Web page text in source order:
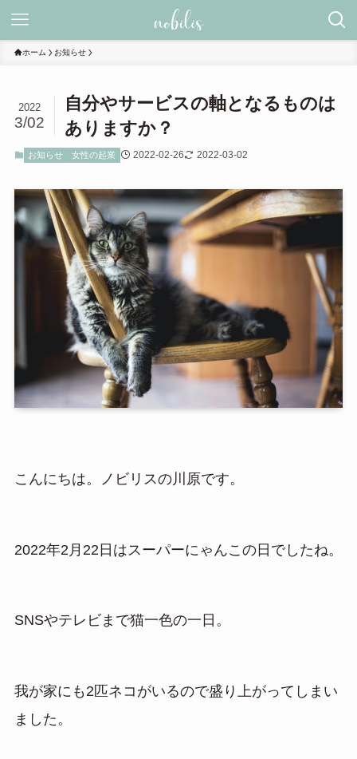
ホーム お知らせ
自分やサービスの軸となるものは
ありますか？
2022
3/02
お知らせ 女性の起業 2022-02-26 2022-03-02
こんにちは。ノビリスの川原です。
2022年2月22日はスーパーにゃんこの日でしたね。
SNSやテレビまで猫一色の一日。
我が家にも2匹ネコがいるので盛り上がってしまい
ました。